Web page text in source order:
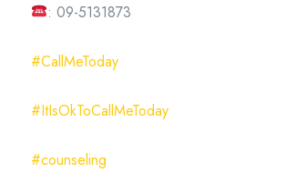
: 09-5131873
#CallMeToday
#ItIsOkToCallMeToday
#counseling